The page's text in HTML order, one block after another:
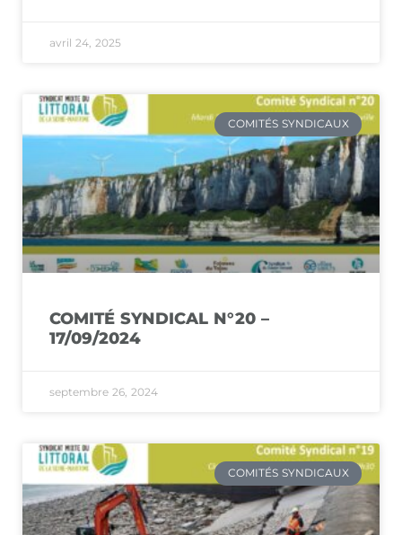
avril 24, 2025
COMITÉS SYNDICAUX
COMITÉ SYNDICAL N°20 –
17/09/2024
septembre 26, 2024
COMITÉS SYNDICAUX